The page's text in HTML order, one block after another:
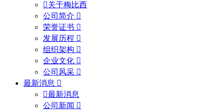
关于梅比西
公司简介
荣誉证书
发展历程
组织架构
企业文化
公司风采
最新消息
最新消息
公司新闻